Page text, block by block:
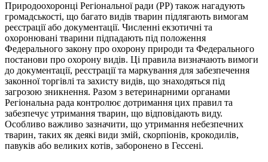
Природоохоронці Регіональної ради (РР) також нагадують
громадськості, що багато видів тварин підлягають вимогам
реєстрації або документації. Численні екзотичні та
охоронювані тварини підпадають під положення
Федерального закону про охорону природи та Федерального
постанови про охорону видів. Ці правила визначають вимоги
до документації, реєстрації та маркування для забезпечення
законної торгівлі та захисту видів, що знаходяться під
загрозою зникнення. Разом з ветеринарними органами
Регіональна рада контролює дотримання цих правил та
забезпечує утримання тварин, що відповідають виду.
Особливо важливо зазначити, що утримання небезпечних
тварин, таких як деякі види змій, скорпіонів, крокодилів,
павуків або великих котів, заборонено в Гессені.